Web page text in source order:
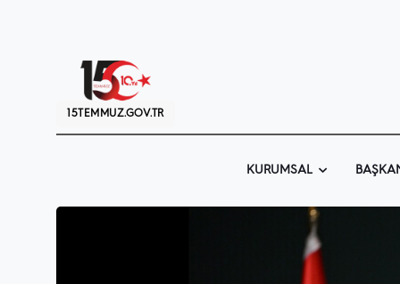
15TEMMUZ.GOV.TR
KURUMSAL